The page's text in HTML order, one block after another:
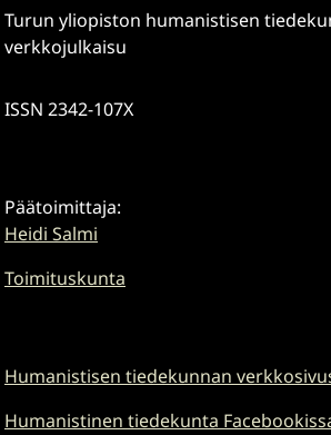
Turun yliopiston humanistisen
verkkojulkaisu
ISSN 2342-107X
Päätoimittaja:
Heidi Salmi
Toimituskunta
Humanistisen tiedekunnan
Humanistinen tiedekunta